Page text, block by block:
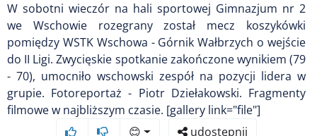
W sobotni wieczór na hali sportowej Gimnazjum nr 2
we Wschowie rozegrany został mecz koszykówki
pomiędzy WSTK Wschowa - Górnik Wałbrzych o wejście
do II Ligi. Zwycięskie spotkanie zakończone wynikiem (79
- 70), umocniło wschowski zespół na pozycji lidera w
grupie. Fotoreportaż - Piotr Dziełakowski. Fragmenty
filmowe w najbliższym czasie. [gallery link="file"]
😊
udostępnij